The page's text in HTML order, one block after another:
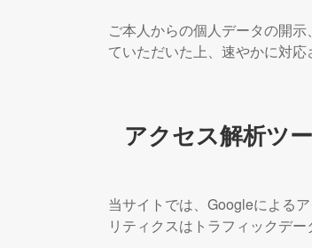
ご本人からの個人データの開
ていただいた上、速やかに対応
アクセス解析ツ
当サイトでは、Googleによる
リティクスはトラフィックデ